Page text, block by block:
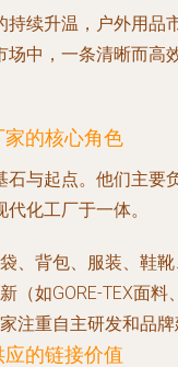
持续升温，户外用
场中，一条清晰而高
的核心角色
石与起点。他们主要
化工厂于一体。
、背包、服装、鞋
（如GORE-TEX面
注重自主研发和品
的链接价值